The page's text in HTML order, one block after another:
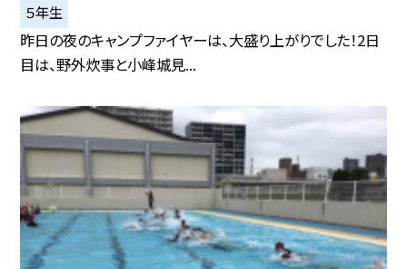
５年生
昨日の夜のキャンプファイヤーは、大盛り上がりでした！2日
目は、野外炊事と小峰城見...